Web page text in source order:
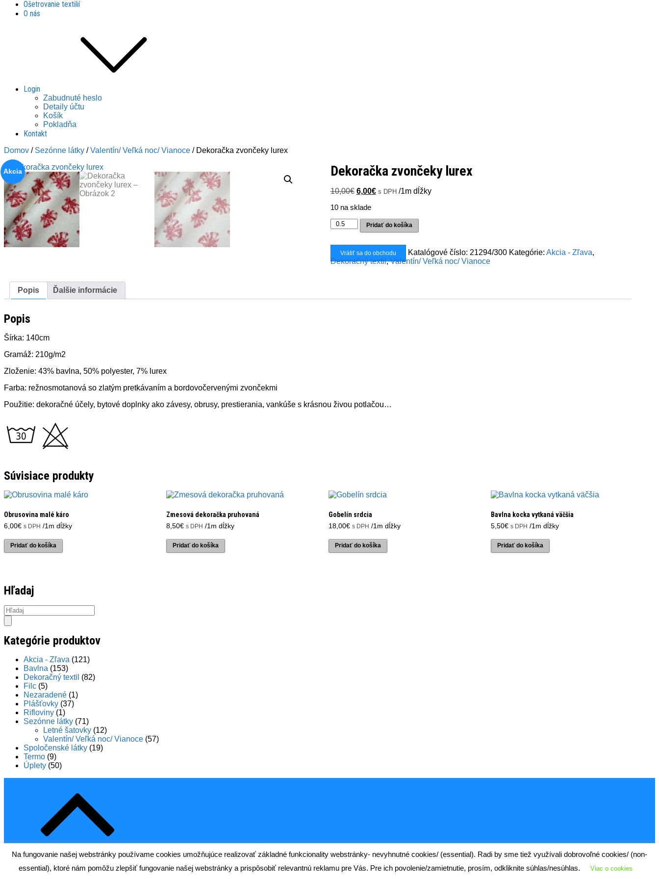
Ošetrovanie textilií
O nás
Login
Zabudnuté heslo
Detaily účtu
Košík
Pokladňa
Kontakt
Domov / Sezónne látky /Valentín/ Veľká noc/ Vianoce / Dekoračka zvončeky lurex
Akcia Dekoračka zvončeky lurex
10,00€ Pôvodná
bola:
10,00€.
6,00€Aktuálna
6,00€.
s DPH /1m dĺžky
10 na sklade
množstvo
Dekoračka
lurex
Pridať do košíka
Vrátiť sa do obchodu Katalógové číslo: 21294/300 Kategórie: Akcia - Zľava,
Dekoračný textil,Valentín/ Veľká noc/ Vianoce
Popis Ďalšie informácie
Popis
Šírka: 140cm
Gramáž: 210g/m2
Zloženie: 43% bavlna, 50% polyester, 7% lurex
Farba: režnosmotanová so zlatým pretkávaním a bordovočervenými zvončekmi
Použitie: dekoračné účely, bytové doplnky ako závesy, obrusy, prestierania, vankúše s krásnou živou potlačou…
Súvisiace produkty
Obrusovina malé káro
6,00€ s DPH /1m dĺžky
Pridať do košíka
Zmesová dekoračka pruhovaná
8,50€ s DPH /1m dĺžky
Pridať do košíka
Gobelín srdcia
18,00€ s DPH /1m dĺžky
Pridať do košíka
Bavlna kocka vytkaná väčšia
5,50€ s DPH /1m dĺžky
Pridať do košíka
Hľadaj
Products
search
Kategórie produktov
Akcia - Zľava (121)
Bavlna (153)
Dekoračný textil (82)
Filc (5)
Nezaradené (1)
Plášťovky (37)
Rifloviny (1)
Sezónne látky (71)
Letné šatovky (12)
Valentín/ Veľká noc/ Vianoce (57)
Spoločenské látky (19)
Termo (9)
Úplety (50)
Na fungovanie našej webstránky používame cookies umožňujúce realizovať základné funkcionality webstránky- nevyhnutné cookies/ (essential). Radi by sme tiež využívali dobrovoľné cookies/ (non-
essential), ktoré nám pomôžu zlepšiť fungovanie našej webstránky a prispôsobiť relevantnú reklamu pre Vás. Pre ich povolenie/zamietnutie, prosím, odkliknite súhlas/nesúhlas.
Viac o cookies
0